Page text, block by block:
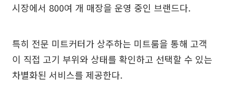
시장에서 800여 개 매장을 운영 중인 브랜드다.
특히 전문 미트커터가 상주하는 미트룸을 통해 고객
이 직접 고기 부위와 상태를 확인하고 선택할 수 있는
차별화된 서비스를 제공한다.